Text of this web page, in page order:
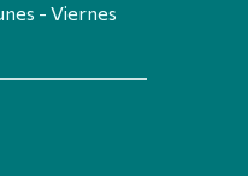
- Viernes